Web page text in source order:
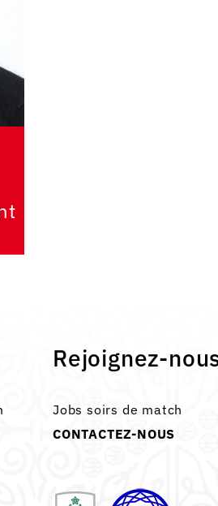
Rejoignez-
Jobs soirs de match
CONTACTEZ-NOUS